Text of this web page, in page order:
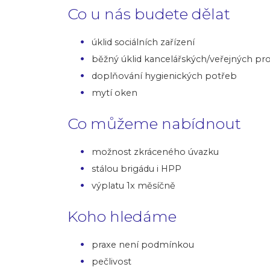
Co u nás budete dělat
úklid sociálních zařízení
běžný úklid kancelářských/veřejných
doplňování hygienických potřeb
mytí oken
Co můžeme nabídnout
možnost zkráceného úvazku
stálou brigádu i HPP
výplatu 1x měsíčně
Koho hledáme
praxe není podmínkou
pečlivost